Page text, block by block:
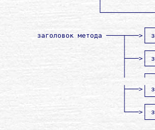
│
заголовок метода ────┬───>│
│
│
├───>│
│
│
├───>│
│
│
└───>│